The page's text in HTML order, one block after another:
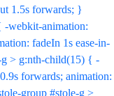
1.5s forwards; }
-webkit-animation:
fadeIn 1s ease-in-
> g:nth-child(15) { -
forwards; animation:
group #stole-g >